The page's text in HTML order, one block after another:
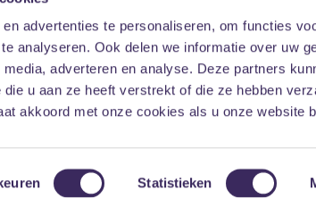
advertenties te personaliseren, om functies
analyseren. Ook delen we informatie over uw
adverteren en analyse. Deze partners
u aan ze heeft verstrekt of die ze hebben
akkoord met onze cookies als u onze website
Statistieken
FacebookInstagramLinkedIn